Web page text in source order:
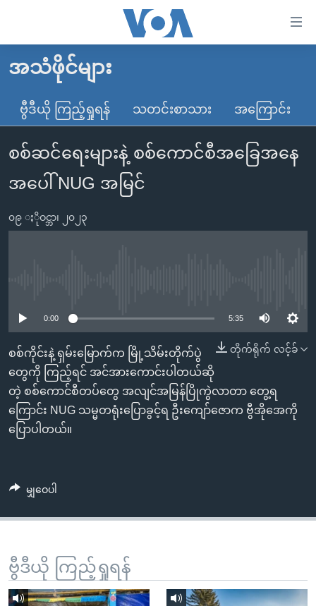
လွယ်ကူ
သည့်
Link
များ
ပင်မ
သို့
စာမျက်နှာ
သို့
ကျော်
ကြည့်
ရန်
နေရာ
မူလစာမျက်နှာ
မြန်မာ
ကမ္ဘာ့သတင်းများ
နိုင်ငံတကာ
အမေရိကန်
အစ္စရေး-ပါလက်စတိုင်း
ဗွီဒီယို
သတင်းလွတ်လပ်ခွင့်
ရပ်ဝန်းတခု လမ်းတခု အလွန်
အင်္ဂလိပ်စာလေ့လာမယ်
ဗွီအိုအေ လူမှုကွန်ယက်များ
အသံဖိုင်များ
ဗွီဒီယို ကြည့်ရှုရန် သတင်းစာသား အကြောင်း
စစ်ဆင်ရေးများနဲ့ စစ်ကောင်စီအခြေအနေ
အပေါ် NUG အမြင်
၀၉ ႏိုဝင္ဘာ၊ ၂၀၂၃
0:00 5:35
တိုက်ရိုက် လင့်ခ်
စစ်ကိုင်းနဲ့ ရှမ်းမြောက်က မြို့သိမ်းတိုက်ပွဲ
တွေကို ကြည့်ရင် အင်အားကောင်းပါတယ်ဆို
တဲ့ စစ်ကောင်စီတပ်တွေ အလျင်အမြန်ပြိုကွဲလာတာ တွေ့ရ
ကြောင်း NUG သမ္မတရုံးပြောခွင့်ရ ဦးကျော်ဇောက ဗွီအိုအေကို
ပြောပါတယ်။
မျှဝေပါ
ဗွီဒီယို ကြည့်ရှုရန်